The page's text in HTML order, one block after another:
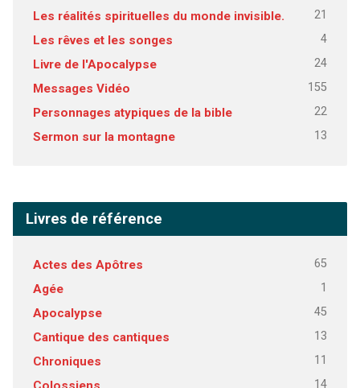
Les réalités spirituelles du monde invisible. 21
Les rêves et les songes 4
Livre de l'Apocalypse 24
Messages Vidéo 155
Personnages atypiques de la bible 22
Sermon sur la montagne 13
Livres de référence
Actes des Apôtres 65
Agée 1
Apocalypse 45
Cantique des cantiques 13
Chroniques 11
14